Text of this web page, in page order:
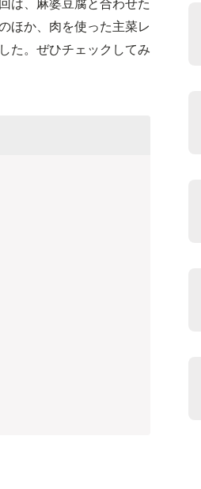
は、麻婆豆腐と合わせた
ほか、肉を使った主菜レ
た。ぜひチェックしてみ